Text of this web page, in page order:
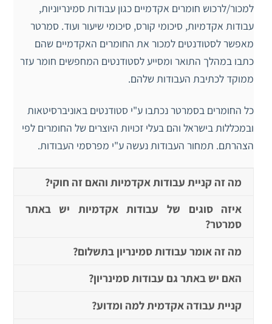
למכור/לרכוש חומרים אקדמיים כגון עבודות סמינריוניות,
עבודות אקדמיות, סיכומי קורס, סיכומי שיעור ועוד. סמרטר
מאפשר לסטודנטים למכור את החומרים האקדמיים שהם
כתבו במהלך התואר ומסייע לסטודנטים המחפשים חומר עזר
ממוקד לכתיבת העבודות שלהם.
כל החומרים בסמרטר נכתבו ע"י סטודנטים באוניברסיטאות
ובמכללות בישראל והם בעלי זכויות היוצרים של החומרים לפי
הצהרתם. תמחור העבודות נעשה ע"י מפרסמי העבודות.
מה זה קניית עבודות אקדמיות והאם זה חוקי?
איזה סוגים של עבודות אקדמיות יש באתר
סמרטר?
מה זה אומר עבודות סמינריון בתשלום?
האם יש באתר גם עבודות סמינריון?
קניית עבודה אקדמית למה ומדוע?